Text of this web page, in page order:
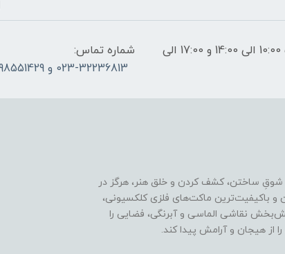
ساعات پاسخگویی: فقط روزهای غیر تعطیل از ساعت 10:00 الی 14:00 و 17:00 الی
شماره تماس:
023-32236813 و 09198551429
ساختن، کشف کردن و خلق هنر، هرگز در
و باکیفیت‌ترین ماکت‌های فلزی کلکسیونی،
نقاشی الماسی و آبرنگی، فضایی را
از هیجان و آرامش پیدا کند.